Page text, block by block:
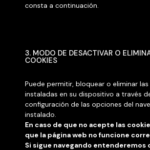
consta a continuación.
3. MODO DE DESACTIVAR O
COOKIES
Puede permitir, bloquear o eliminar
instaladas en su dispositivo a través
configuración de las opciones del
instalado.
En caso de que no acepte las
que la página web no funcione
Si sigue navegando entenderemos